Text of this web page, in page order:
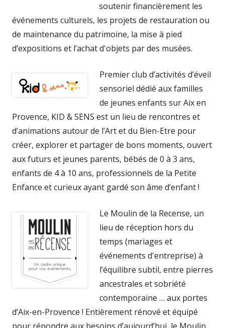
soutenir financièrement les
événements culturels, les projets de restauration ou
de maintenance du patrimoine, la mise à pied
d’expositions et l’achat d'objets par des musées.
Premier club d’activités d’éveil
sensoriel dédié aux familles
de jeunes enfants sur Aix en
Provence, KID & SENS est un lieu de rencontres et
d’animations autour de l’Art et du Bien-Etre pour
créer, explorer et partager de bons moments, ouvert
aux futurs et jeunes parents, bébés de 0 à 3 ans,
enfants de 4 à 10 ans, professionnels de la Petite
Enfance et curieux ayant gardé son âme d’enfant !
Le Moulin de la Recense, un
lieu de réception hors du
temps (mariages et
événements d'entreprise) à
l’équilibre subtil, entre pierres
ancestrales et sobriété
contemporaine … aux portes
d’Aix-en-Provence ! Entièrement rénové et équipé